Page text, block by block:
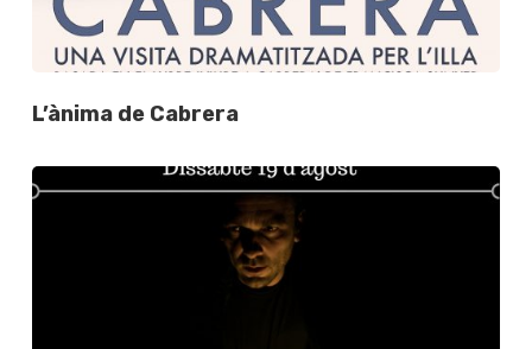
L’ànima de Cabrera